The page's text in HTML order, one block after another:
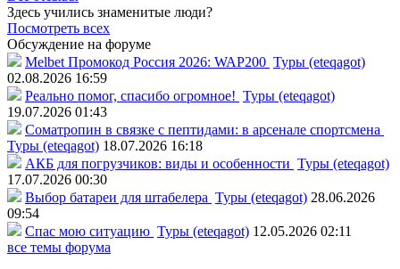
Здесь учились знаменитые люди?
Посмотреть всех
Обсуждение на форуме
Melbet Промокод Россия 2026: WAP200 Туры (eteqagot)
02.08.2026 16:59
Реально помог, спасибо огромное! Туры (eteqagot)
19.07.2026 01:43
Соматропин в связке с пептидами: в арсенале спортсмена
Туры (eteqagot) 18.07.2026 16:18
АКБ для погрузчиков: виды и особенности Туры (eteqagot)
17.07.2026 00:30
Выбор батареи для штабелера Туры (eteqagot) 28.06.2026
09:54
Спас мою ситуацию Туры (eteqagot) 12.05.2026 02:11
все темы форума